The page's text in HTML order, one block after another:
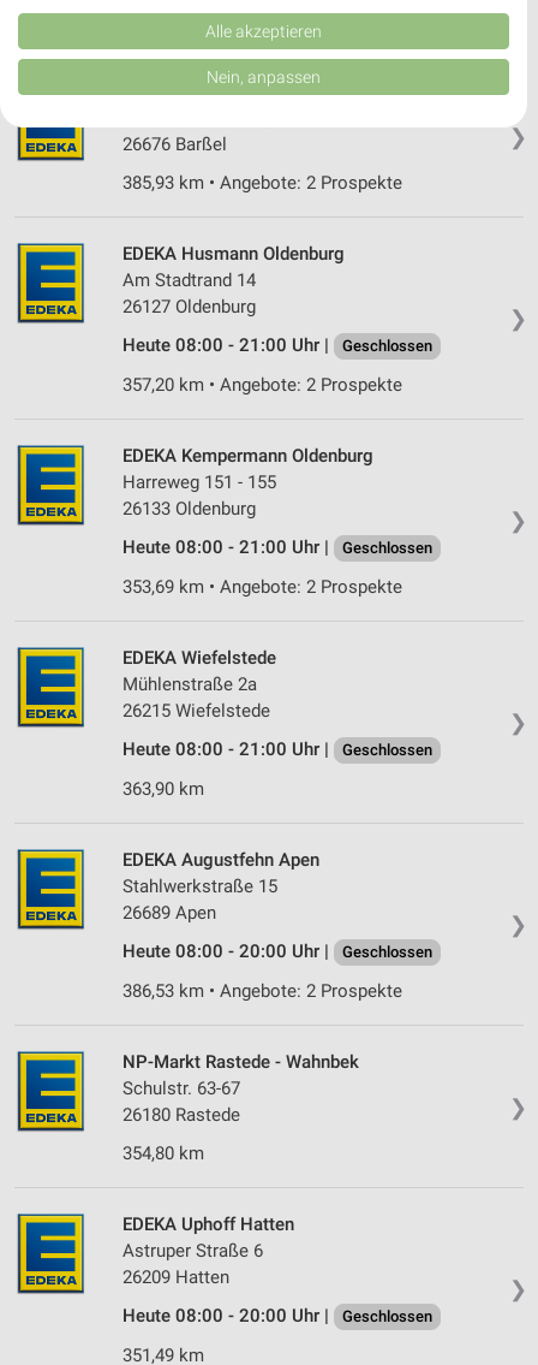
377,03 km • Angebote: 2 Prospekte
❯
EDEKA Eilers Barßel
26676 Barßel
385,93 km • Angebote: 2 Prospekte
❯
EDEKA Husmann Oldenburg
Am Stadtrand 14
26127 Oldenburg
Heute 08:00 - 21:00 Uhr |
Geschlossen
357,20 km • Angebote: 2 Prospekte
❯
EDEKA Kempermann Oldenburg
Harreweg 151 - 155
26133 Oldenburg
Heute 08:00 - 21:00 Uhr |
Geschlossen
353,69 km • Angebote: 2 Prospekte
❯
EDEKA Wiefelstede
Mühlenstraße 2a
26215 Wiefelstede
Heute 08:00 - 21:00 Uhr |
Geschlossen
363,90 km
❯
EDEKA Augustfehn Apen
Stahlwerkstraße 15
26689 Apen
Heute 08:00 - 20:00 Uhr |
Geschlossen
386,53 km • Angebote: 2 Prospekte
❯
NP-Markt Rastede - Wahnbek
Schulstr. 63-67
26180 Rastede
354,80 km
❯
EDEKA Uphoff Hatten
Astruper Straße 6
26209 Hatten
Heute 08:00 - 20:00 Uhr |
Geschlossen
351,49 km
Kombinationen von Daten aus verschiedenen Quellen. Entwicklung und
Verbesserung der Angebote. Verwendung reduzierter Daten zur Auswahl
von Inhalten.
Daten können außerhalb der Europäischen Union weitergegeben und in die
Website/App.
Partnerliste anzeigen (1 IAB-Anbieter)
Wir nutzen Ihre Daten für folgende Zwecke:
Speichern von oder Zugriff auf Informationen
auf einem Endgerät
Verwendung reduzierter Daten zur Auswahl von
Werbeanzeigen
Erstellung von Profilen für personalisierte
Verwendung von Profilen zur Auswahl
personalisierter Werbung
Erstellung von Profilen zur Personalisierung
Messung der Werbeleistung
Messung der Performance von Inhalten
Analyse von Zielgruppen durch Statistiken oder
Kombinationen von Daten aus verschiedenen
Entwicklung und Verbesserung der Angebote
Verwendung reduzierter Daten zur Auswahl von
Geräte anhand von aktiv angeforderten
Informationen identifizieren
Nicht-IAB-Verarbeitungszwecke:
Performance
Funktional
Alle akzeptieren
Nein, anpassen